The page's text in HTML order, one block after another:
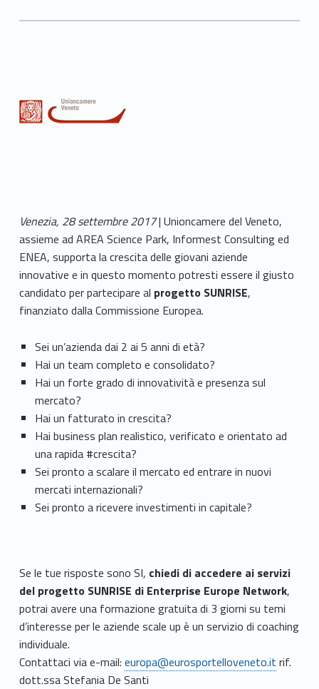
Venezia, 28 settembre 2017| Unioncamere del Veneto,
assieme ad AREA Science Park, Informest Consulting ed
ENEA, supporta la crescita delle giovani aziende
innovative e in questo momento potresti essere il giusto
candidato per partecipare al progetto SUNRISE,
finanziato dalla Commissione Europea.
Sei un’azienda dai 2 ai 5 anni di età?
Hai un team completo e consolidato?
Hai un forte grado di innovatività e presenza sul
mercato?
Hai un fatturato in crescita?
Hai business plan realistico, verificato e orientato ad
una rapida #crescita?
Sei pronto a scalare il mercato ed entrare in nuovi
mercati internazionali?
Sei pronto a ricevere investimenti in capitale?
Se le tue risposte sono SI, chiedi di accedere ai servizi
del progetto SUNRISE di Enterprise Europe Network,
potrai avere una formazione gratuita di 3 giorni su temi
d’interesse per le aziende scale up è un servizio di coaching
individuale.
Contattaci via e-mail: europa@eurosportelloveneto.it rif.
dott.ssa Stefania De Santi